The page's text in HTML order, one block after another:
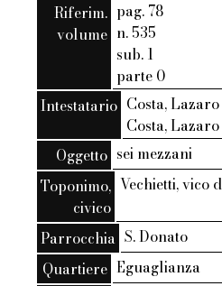
Riferim.
volume
pag. 78
n. 535
sub. 1
parte 0
Intestatario Costa,
Costa, Lazaro
Oggetto sei mezzani
Toponimo,
civico
Vechietti, vico
Parrocchia S. Donato
Quartiere Eguaglianza